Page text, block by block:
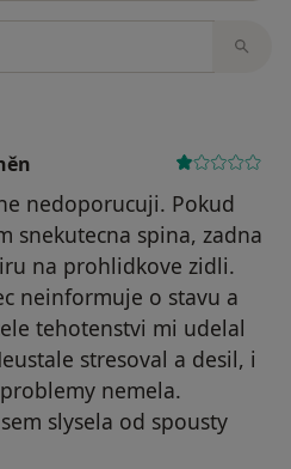
nedoporucuji. Pokud
snekutecna spina, zadna
na prohlidkove zidli.
neinformuje o stavu a
tehotenstvi mi udelal
stresoval a desil, i
nemela.
slysela od spousty